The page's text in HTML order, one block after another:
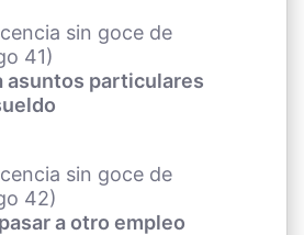
sin goce de
41)
asuntos particulares
sin goce de
42)
a otro empleo